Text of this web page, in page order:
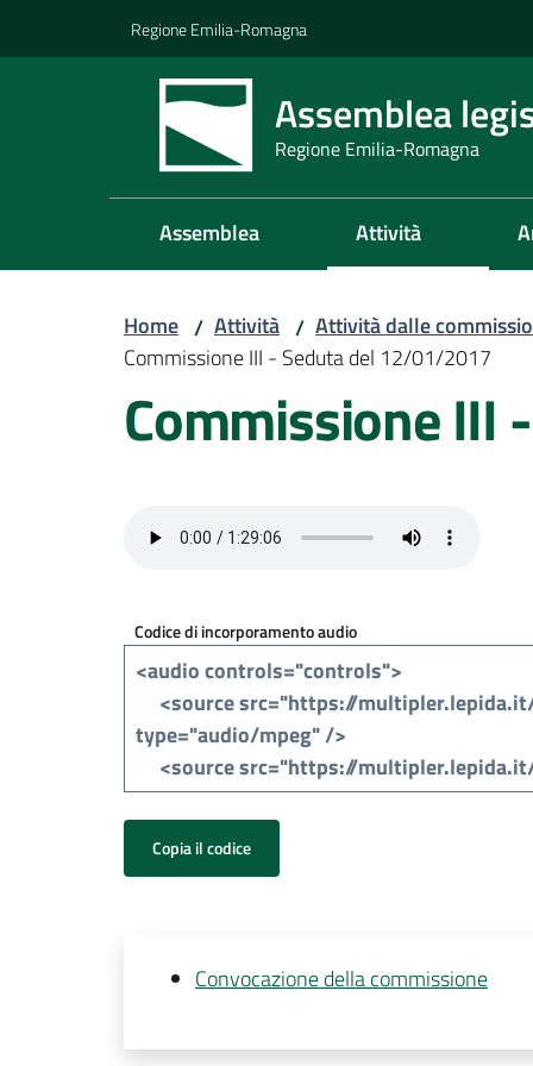
Regione Emilia-Romagna
Assemblea
Regione Emilia-Romagna
Assemblea Attività
Home / Attività / Attività dalle
Commissione III - Seduta del 12/01/2017
Commissione
Codice di incorporamento audio
Copia il codice
Convocazione della commissione